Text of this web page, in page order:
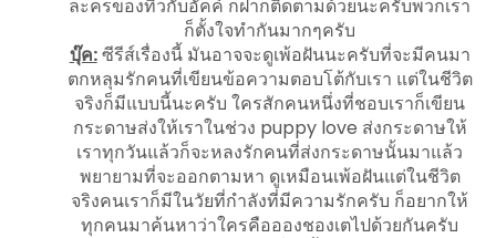
ละครของทิวกับอัคค์ ก็ฝากติดตามด้วยนะครับพวกเรา
ก็ตั้งใจทำกันมากๆครับ
บุ๊ค:ซีรีส์เรื่องนี้ มันอาจจะดูเพ้อฝันนะครับที่จะมีคนมา
ตกหลุมรักคนที่เขียนข้อความตอบโต้กับเรา แต่ในชีวิต
จริงก็มีแบบนี้นะครับ ใครสักคนหนึ่งที่ชอบเราก็เขียน
กระดาษส่งให้เราในช่วง puppy love ส่งกระดาษให้
เราทุกวันแล้วก็จะหลงรักคนที่ส่งกระดาษนั้นมาแล้ว
พยายามที่จะออกตามหา ดูเหมือนเพ้อฝันแต่ในชีวิต
จริงคนเราก็มีในวัยที่กำลังที่มีความรักครับ ก็อยากให้
ทุกคนมาค้นหาว่าใครคืออองชองเตไปด้วยกันครับ